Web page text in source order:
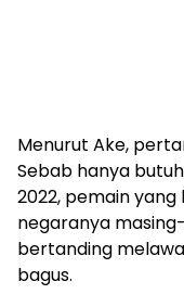
Menurut Ake,
Sebab hanya
2022, pemain
negaranya
bertanding
bagus.